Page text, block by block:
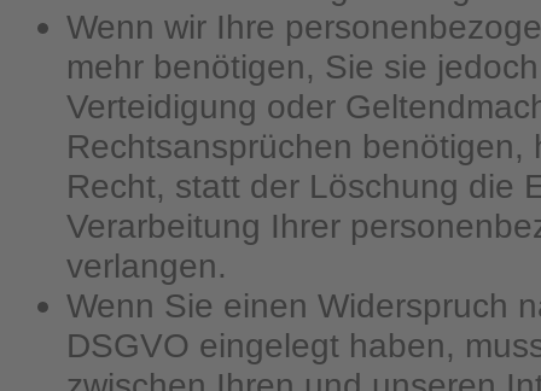
Wenn wir Ihre
mehr benötigen, Sie sie
Verteidigung oder
Rechtsansprüchen benötigen,
Recht, statt der Löschung die
Verarbeitung Ihrer
verlangen.
Wenn Sie einen Widerspruch
DSGVO eingelegt haben,